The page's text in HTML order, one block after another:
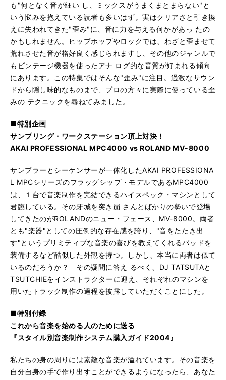
も"何となく音が細い し、ミックスがうまくまとまらない"と
いう悩みを抱えている読者も多いはず。実はクリアさと引き換
えに失われてきた"歪み"に、音に力を与える何かがあっ たの
かもしれません。ヒップホップやロックでは、わざと歪ませて
荒れさせた音が格好良く感じられますし、その他のジャンルで
もビンテージ機器を使ったアナ ログ的な音質が好まれる傾向
にあります。この特集ではそんな"歪み"に注目。過激なサウン
ドから隠し味的なものまで、プロの方々に実際に使っている歪
みの テクニックを尋ねてみました。
■特別企画
サンプリング・ワークステーション頂上対決！
AKAI PROFESSIONAL MPC4000 vs ROLAND MV-8000
サンプラーとシーケンサーが一体化したAKAI PROFESSIONA
L MPCシリーズのフラッグシップ・モデルであるMPC4000
は、１台で音楽制作を完結できるハイスペック・マシンとして
君臨している。その牙城を突き崩 さんとばかりの勢いで登場
してきたのがROLANDのニュー・フェース、MV-8000。両者
とも"楽器"としての圧倒的な存在感を誇り、"音をたたき出
す"というプリミティブな音楽の喜びを教えてくれるパッドを
装備するなど酷似した外観を持つ。しかし、本当に両者は似て
いるのだろうか？ その疑問に答え るべく、DJ TATSUTAと
TSUTCHIEをインストラクターに迎え、それぞれのマシンを
用いたトラック制作の過程を披露していただくことにした。
■特別付録
これから音楽を始める人のために送る
『スタイル別音楽制作システム購入ガイド2004』
私たちの身の周りには素敵な音楽が溢れています。その音楽を
自分自身の手で作り出すことができるようになったら、あなた